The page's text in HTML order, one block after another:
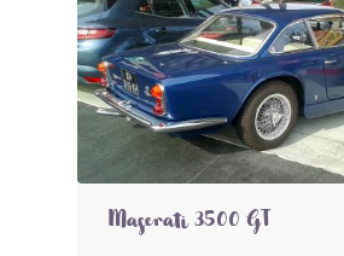
Maserati 3500 GT